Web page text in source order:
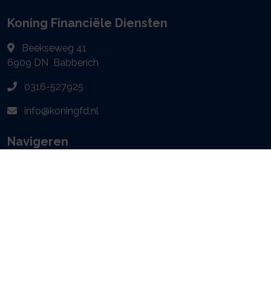
Koning Financiële Diensten
Beekseweg 41
6909 DN Babberich
0316-527925
info@koningfd.nl
Navigeren